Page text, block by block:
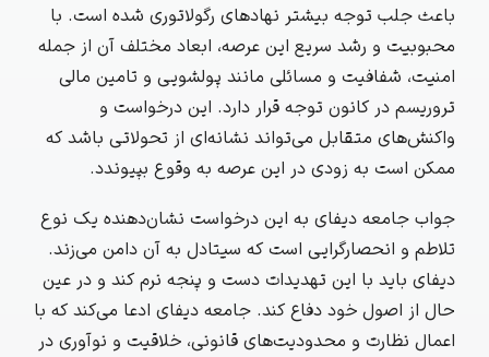
باعث جلب توجه بیشتر نهادهای رگولاتوری شده است. با
محبوبیت و رشد سریع این عرصه، ابعاد مختلف آن از جمله
امنیت، شفافیت و مسائلی مانند پولشویی و تامین مالی
تروریسم در کانون توجه قرار دارد. این درخواست و
واکنش‌های متقابل می‌تواند نشانه‌ای از تحولاتی باشد که
ممکن است به زودی در این عرصه به وقوع بپیوندد.
جواب جامعه دیفای به این درخواست نشان‌دهنده یک نوع
تلاطم و انحصارگرایی است که سیتادل به آن دامن می‌زند.
دیفای باید با این تهدیدات دست و پنجه نرم کند و در عین
حال از اصول خود دفاع کند. جامعه دیفای ادعا می‌کند که با
اعمال نظارت و محدودیت‌های قانونی، خلاقیت و نوآوری در